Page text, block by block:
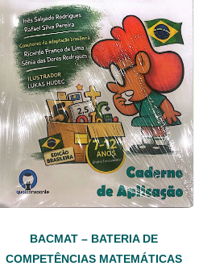
BACMAT – BATERIA DE
COMPETÊNCIAS MATEMÁTICAS